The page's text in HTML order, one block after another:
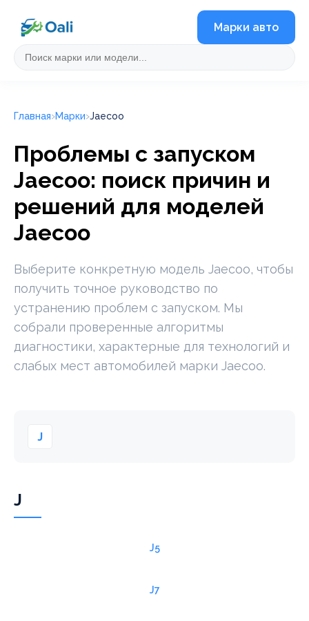
Марки авто
Главная Марки Jaecoo
Проблемы с запуском
Jaecoo: поиск причин и
решений для моделей
Jaecoo
Выберите конкретную модель Jaecoo, чтобы
получить точное руководство по
устранению проблем с запуском. Мы
собрали проверенные алгоритмы
диагностики, характерные для технологий и
слабых мест автомобилей марки Jaecoo.
J
J
J5
J7